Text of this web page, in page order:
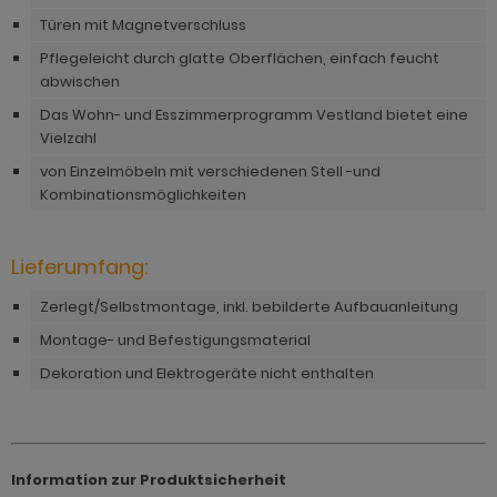
Türen mit Magnetverschluss
Pflegeleicht durch glatte Oberflächen, einfach feucht
abwischen
Das Wohn- und Esszimmerprogramm Vestland bietet eine
Vielzahl
von Einzelmöbeln mit verschiedenen Stell -und
Kombinationsmöglichkeiten
Lieferumfang:
Zerlegt/Selbstmontage, inkl. bebilderte Aufbauanleitung
Montage- und Befestigungsmaterial
Dekoration und Elektrogeräte nicht enthalten
Information zur Produktsicherheit
Nobile
Onawa grau
Onawa grün
Option Jackson Eiche
Option Kaschmir
Piano
Rideau
Rivian
Norris
Norwich
Ocean
Paterno
Positano
Prime